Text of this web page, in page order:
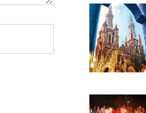
Website: